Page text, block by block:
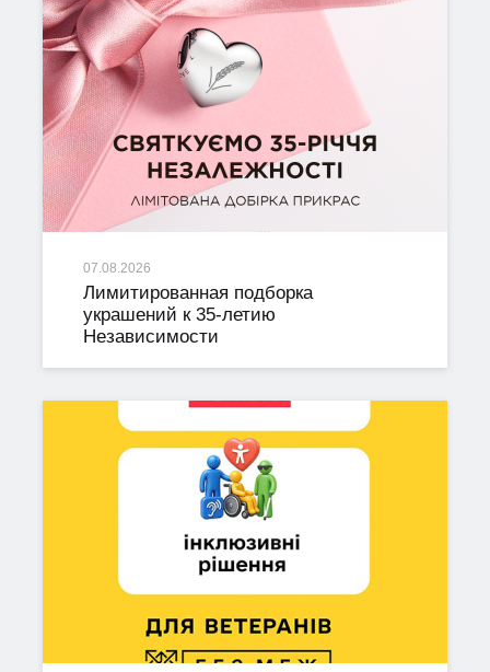
07.08.2026
Лимитированная подборка
украшений к 35-летию
Независимости